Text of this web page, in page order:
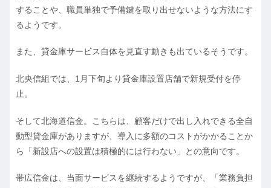
することや、職員単独で予備鍵を取り出せないような方法にす
るようです。
また、貸金庫サービス自体を見直す動きも出ているそうです。
北央信組では、1月下旬より貸金庫設置店舗で新規受付を停
止。
そして北海道信金。こちらは、顧客だけで出し入れできる全自
動型貸金庫がありますが、導入に多額のコストがかかることか
ら「新設店への設置は積極的には行わない」との意向です。
帯広信金は、当面サービスを継続するようですが、「業務負担